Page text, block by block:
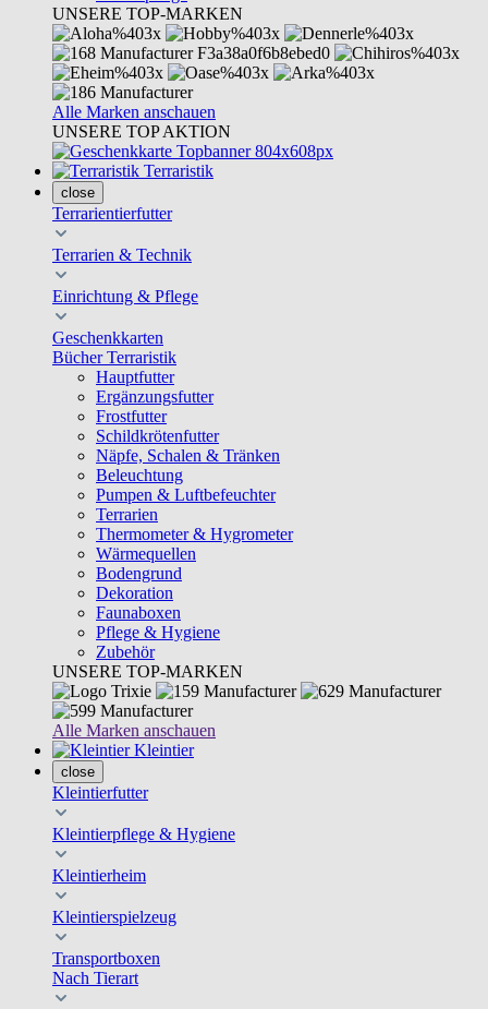
UNSERE TOP-MARKEN
Alle Marken anschauen
UNSERE TOP AKTION
Terraristik
close
Terrarientierfutter
Terrarien & Technik
Einrichtung & Pflege
Geschenkkarten
Bücher Terraristik
Hauptfutter
Ergänzungsfutter
Frostfutter
Schildkrötenfutter
Näpfe, Schalen & Tränken
Beleuchtung
Pumpen & Luftbefeuchter
Terrarien
Thermometer & Hygrometer
Wärmequellen
Bodengrund
Dekoration
Faunaboxen
Pflege & Hygiene
Zubehör
UNSERE TOP-MARKEN
Alle Marken anschauen
Kleintier
close
Kleintierfutter
Kleintierpflege & Hygiene
Kleintierheim
Kleintierspielzeug
Transportboxen
Nach Tierart